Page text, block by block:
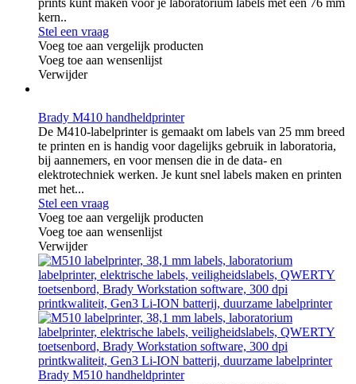
kern..
Stel een vraag
Voeg toe aan vergelijk producten
Voeg toe aan wensenlijst
Verwijder
Brady M410 handheldprinter
De M410-labelprinter is gemaakt om labels van 25 mm breed
te printen en is handig voor dagelijks gebruik in laboratoria,
bij aannemers, en voor mensen die in de data- en
elektrotechniek werken. Je kunt snel labels maken en printen
met het...
Stel een vraag
Voeg toe aan vergelijk producten
Voeg toe aan wensenlijst
Verwijder
Brady M510 handheldprinter